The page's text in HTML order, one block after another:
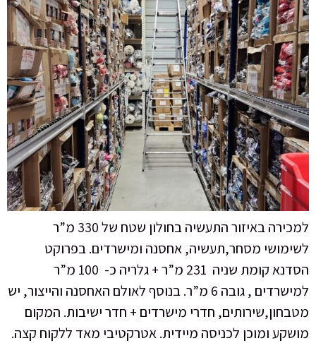
למכירה באיזור התעשיה בחולון שטח של 330 מ”ר
לשימושי מסחר,תעשיה, אחסנה ומישרדים. בפרוקט
הסדנא קומת שניה 231 מ”ר + גלריה כ- 100 מ”ר
למישרדים , גובה 6 מ”ר. בנוסף לאולם האחסנה והייצור, יש
מטבחון,שירותים, חדרי מישרדים + חדר ישיבות. המקום
מושקע ומוכן לכניסה מיידית. אטרקטיבי מאד ללקוח קצה.